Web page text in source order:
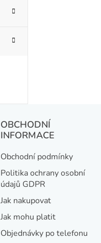
OBCHODNÍ
INFORMACE
Obchodní podmínky
Politika ochrany osobní
údajů GDPR
Jak nakupovat
Jak mohu platit
Objednávky po telefonu